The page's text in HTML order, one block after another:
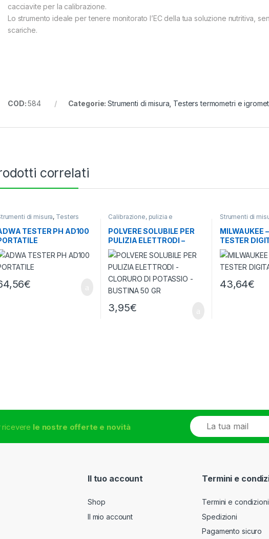
cacciavite per la calibrazione.
Lo strumento ideale per tenere monitorato l’EC della tua soluzione nutritiva,
scariche.
COD:584 Categorie:Strumenti di misura Testers termometri e
correlati
di misura, Testers
TESTER PH AD100
€
Calibrazione, pulizia e
conservazione
misura
POLVERE SOLUBILE PER
PULIZIA ELETTRODI –
CLORURO DI POTASSIO –
BUSTINA 50 GR
3,95€
Strumenti di
MILWAUKEE
TESTER
43,64€
ricevere le nostre offerte e novità
E
m
a
Il tuo account
Shop
Il mio account
Termini e
Termini e
Spedizioni
Pagamento sicuro